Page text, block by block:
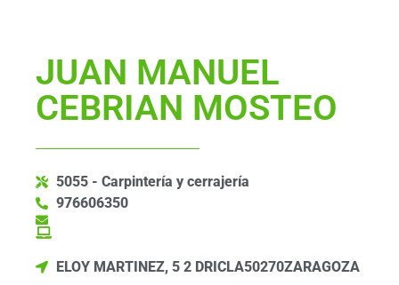
JUAN MANUEL
CEBRIAN MOSTEO
5055 - Carpintería y cerrajería
976606350
ELOY MARTINEZ, 5 2 DRICLA50270ZARAGOZA